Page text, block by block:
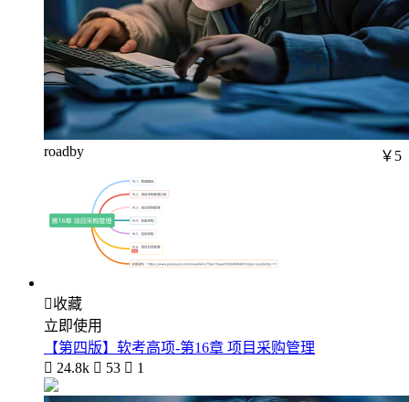
roadby ￥5
收藏
立即使用
【第四版】软考高项-第16章 项目采购管理
 24.8k  53  1